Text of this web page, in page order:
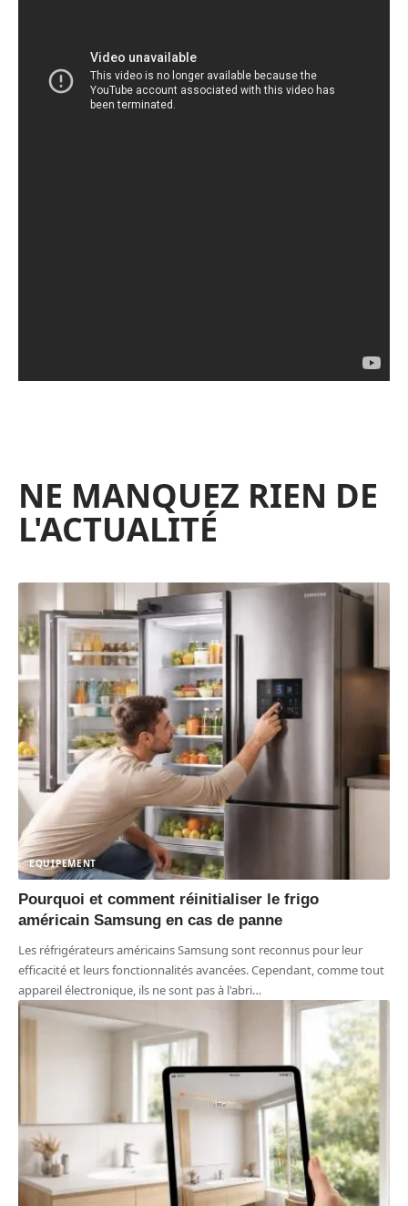
NE MANQUEZ RIEN DE
L'ACTUALITÉ
EQUIPEMENT
Pourquoi et comment réinitialiser le frigo
américain Samsung en cas de panne
Les réfrigérateurs américains Samsung sont reconnus pour leur
efficacité et leurs fonctionnalités avancées. Cependant, comme tout
appareil électronique, ils ne sont pas à l'abri…